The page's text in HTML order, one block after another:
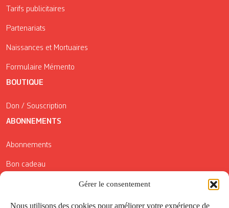
Gérer le consentement
Nous utilisons des cookies pour améliorer votre expérience de
Tarifs publicitaires
Partenariats
Naissances et Mortuaires
Formulaire Mémento
BOUTIQUE
Don / Souscription
ABONNEMENTS
Abonnements
Bon cadeau
Conditions générales de vente
Réductions de la Carte Côté Courrier